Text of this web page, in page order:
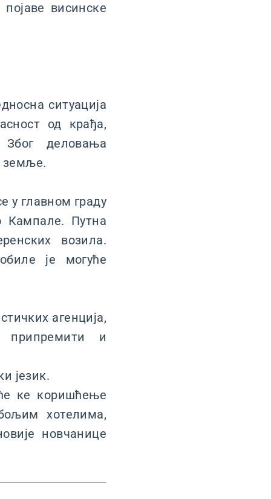
висинске
ситуација
од крађа,
деловања
земље.
у главном граду
Кампале. Путна
возила.
је могуће
агенција,
припремити и
језик.
ке коришћење
хотелима,
новчанице